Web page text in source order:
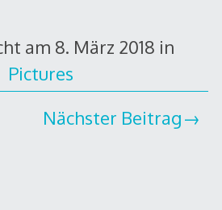
am 8. März 2018 in
Pictures
Nächster Beitrag